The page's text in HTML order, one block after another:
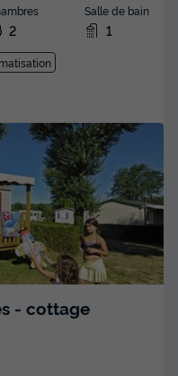
2
Salle de bain
1
- cottage